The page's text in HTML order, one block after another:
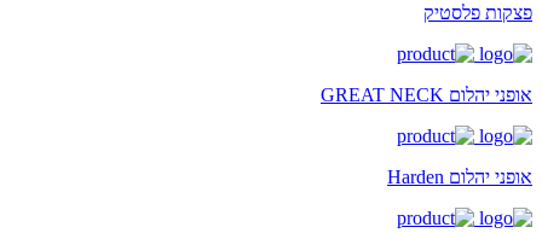
פצקות פלסטיק
אופני יהלום GREAT NECK
אופני יהלום Harden